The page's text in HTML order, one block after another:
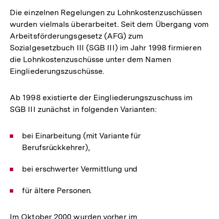
Die einzelnen Regelungen zu Lohnkostenzuschüssen
wurden vielmals überarbeitet. Seit dem Übergang vom
Arbeitsförderungsgesetz (AFG) zum
Sozialgesetzbuch III (SGB III) im Jahr 1998 firmieren
die Lohnkostenzuschüsse unter dem Namen
Eingliederungszuschüsse.
Ab 1998 existierte der Eingliederungszuschuss im
SGB III zunächst in folgenden Varianten:
bei Einarbeitung (mit Variante für
Berufsrückkehrer),
bei erschwerter Vermittlung und
für ältere Personen.
Im Oktober 2000 wurden vorher im